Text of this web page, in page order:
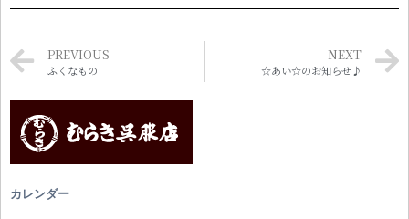
PREVIOUS
ふくなもの
NEXT
☆あい☆のお知らせ♪
カレンダー